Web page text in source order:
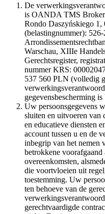
De
is OANDA TMS
Rondo Daszyńskiego 1,
(belastingnummer):
Warschau, XIIIe
Gerechtsregister,
nummer KRS:
537 560 PLN (volledig
gegevensbescherming
Uw persoonsgegevens
sluiten en uitvoeren van
en educatieve diensten
account tussen u en de
inbegrip van het nemen
betrokkene voorafgaand
overeenkomsten,
die voortvloeien uit
toestemming. Uw
ten behoeve van de
gerechtvaardigde